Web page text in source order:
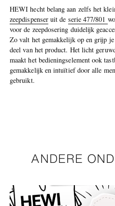
HEWI hecht belang aan zelfs het
zeepdispenseruit de serie 477/801
voor de zeepdosering duidelijk
Zo valt het gemakkelijk op en grijp
deel van het product. Het licht
maakt het bedieningselement ook
gemakkelijk en intuïtief door alle
gebruikt.
ANDERE